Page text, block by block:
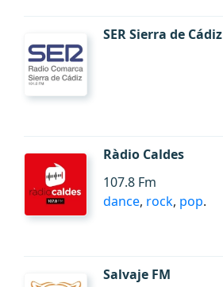
SER Sierra de Cádiz
Ràdio Caldes
107.8 Fm
dance, rock, pop.
Salvaje FM